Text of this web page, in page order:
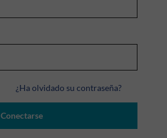
¿Ha olvidado su contraseña?
Conectarse